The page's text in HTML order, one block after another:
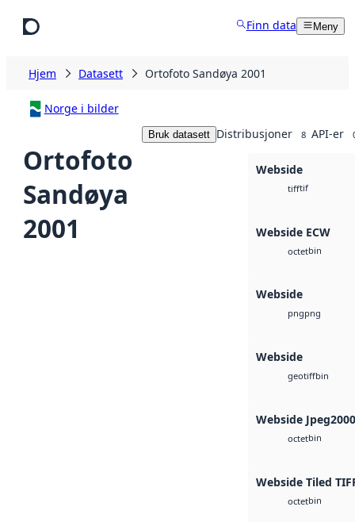
Finn data Meny
Hjem Datasett Ortofoto Sandøya 2001
Norge i bilder
Ortofoto
Sandøya
2001
Bruk datasett Distribusjoner 8 API-er
Webside
tifftif
Webside ECW
octetbin
Webside
pngpng
Webside
geotiffbin
Webside Jpeg2000
octetbin
Webside Tiled
octetbin